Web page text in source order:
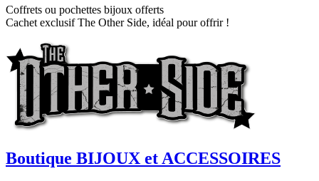
Coffrets ou pochettes bijoux offerts
Cachet exclusif The Other Side, idéal pour offrir !
Boutique BIJOUX et ACCESSOIRES